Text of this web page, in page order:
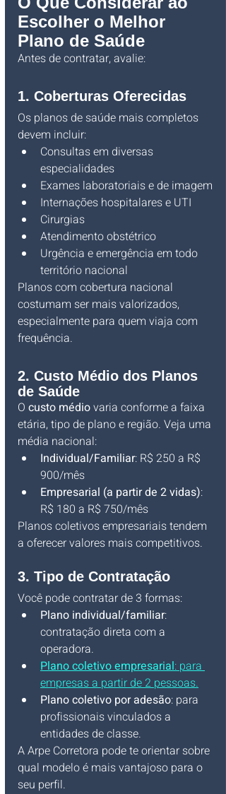
Escolher o Melhor
Plano de Saúde
Antes de contratar, avalie:
1. Coberturas Oferecidas
Os planos de saúde mais completos
devem incluir:
Consultas em diversas
especialidades
Exames laboratoriais e de imagem
Internações hospitalares e UTI
Cirurgias
Atendimento obstétrico
Urgência e emergência em todo
território nacional
Planos com cobertura nacional
costumam ser mais valorizados,
especialmente para quem viaja com
frequência.
2. Custo Médio dos Planos
de Saúde
O custo médio varia conforme a faixa
etária, tipo de plano e região. Veja uma
média nacional:
Individual/Familiar: R$ 250 a R$
900/mês
Empresarial (a partir de 2 vidas):
R$ 180 a R$ 750/mês
Planos coletivos empresariais tendem
a oferecer valores mais competitivos.
3. Tipo de Contratação
Você pode contratar de 3 formas:
Plano individual/familiar:
contratação direta com a
operadora.
Plano coletivo empresarial: para
empresas a partir de 2 pessoas.
Plano coletivo por adesão: para
profissionais vinculados a
entidades de classe.
A Arpe Corretora pode te orientar sobre
qual modelo é mais vantajoso para o
seu perfil.